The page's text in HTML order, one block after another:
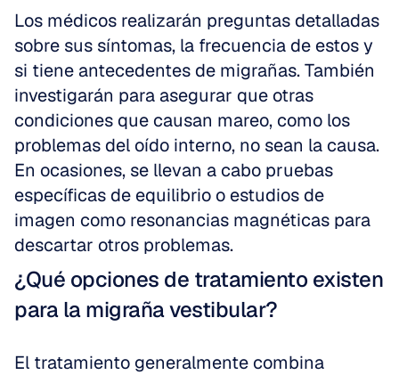
Los médicos realizarán preguntas detalladas
sobre sus síntomas, la frecuencia de estos y
si tiene antecedentes de migrañas. También
investigarán para asegurar que otras
condiciones que causan mareo, como los
problemas del oído interno, no sean la causa.
En ocasiones, se llevan a cabo pruebas
específicas de equilibrio o estudios de
imagen como resonancias magnéticas para
descartar otros problemas.
¿Qué opciones de tratamiento existen
para la migraña vestibular?
El tratamiento generalmente combina